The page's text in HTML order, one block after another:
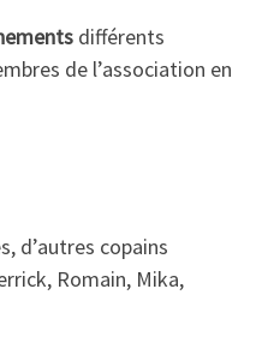
différents
de l’association en
d’autres copains
Romain, Mika,